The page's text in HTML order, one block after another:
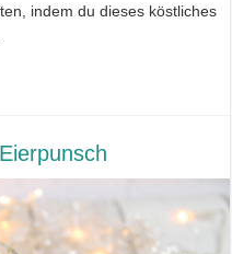
indem du dieses köstliches